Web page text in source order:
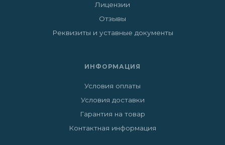
Лицензии
Отзывы
Реквизиты и уставные документы
ИНФОРМАЦИЯ
Условия оплаты
Условия доставки
Гарантия на товар
Контактная информация